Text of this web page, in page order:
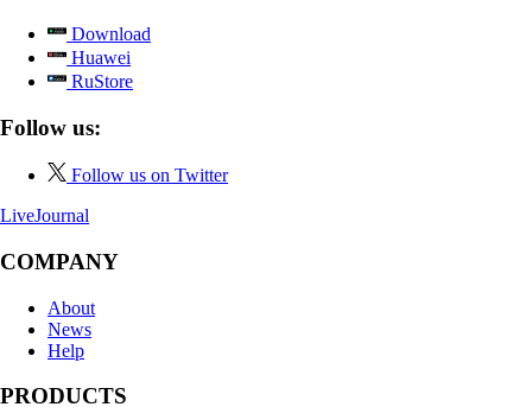
Download
Huawei
RuStore
Follow us:
Follow us on Twitter
LiveJournal
COMPANY
About
News
Help
PRODUCTS